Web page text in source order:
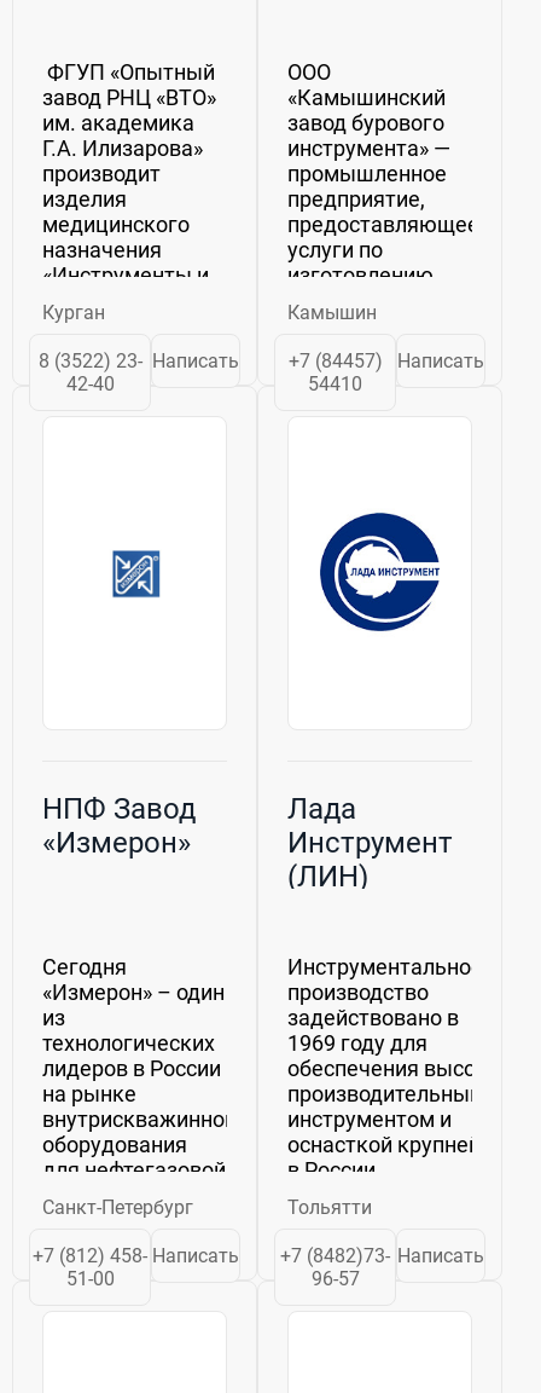
Г.А.
Илизарова»
ФГУП «Опытный
завод РНЦ «ВТО»
им. академика
Г.А. Илизарова»
производит
изделия
медицинского
назначения
«Инструменты и
приспособления
для остеосинтеза
по Г.А.
Илизарову»,
для лечения
Курган
8 (3522) 23-
42-40
Написать
ООО
«Камышинский
завод бурового
инструмента» —
промышленное
предприятие,
предоставляющее
услуги по
изготовлению
бурового
инструмента для
горнорудных и
металлургических
геологоразведочных
Камышин
+7 (84457)
54410
Написать
НПФ Завод
«Измерон»
Сегодня
«Измерон» – один
из
технологических
лидеров в России
на рынке
внутрискважинного
оборудования
для нефтегазовой
отрасли.
Успешные
проекты по
разработке,
освоению
Санкт-Петербург
+7 (812) 458-
51-00
Написать
Лада
Инструмент
(ЛИН)
Инструментальное
производство
задействовано в
1969 году для
обеспечения
производительным
инструментом и
оснасткой крупнейшего
в России
изготовителя
легковых
автомобилей –
ВАЗа. Мы
год
Тольятти
+7 (8482)73-
96-57
Написать